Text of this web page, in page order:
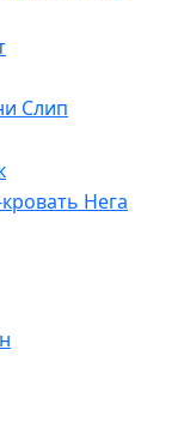
Слип
Нега